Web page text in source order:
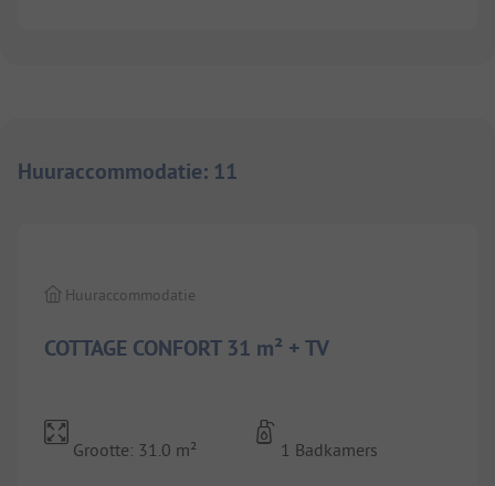
Huuraccommodatie: 11
COTTAGE CONFORT 31 m² + TV
Huuraccommodatie
Grootte: 31.0 m² 1 Badkamers